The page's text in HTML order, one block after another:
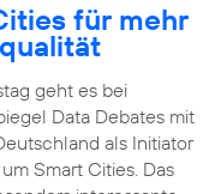
für mehr
geht es bei
Data Debates mit
als Initiator
Smart Cities. Das